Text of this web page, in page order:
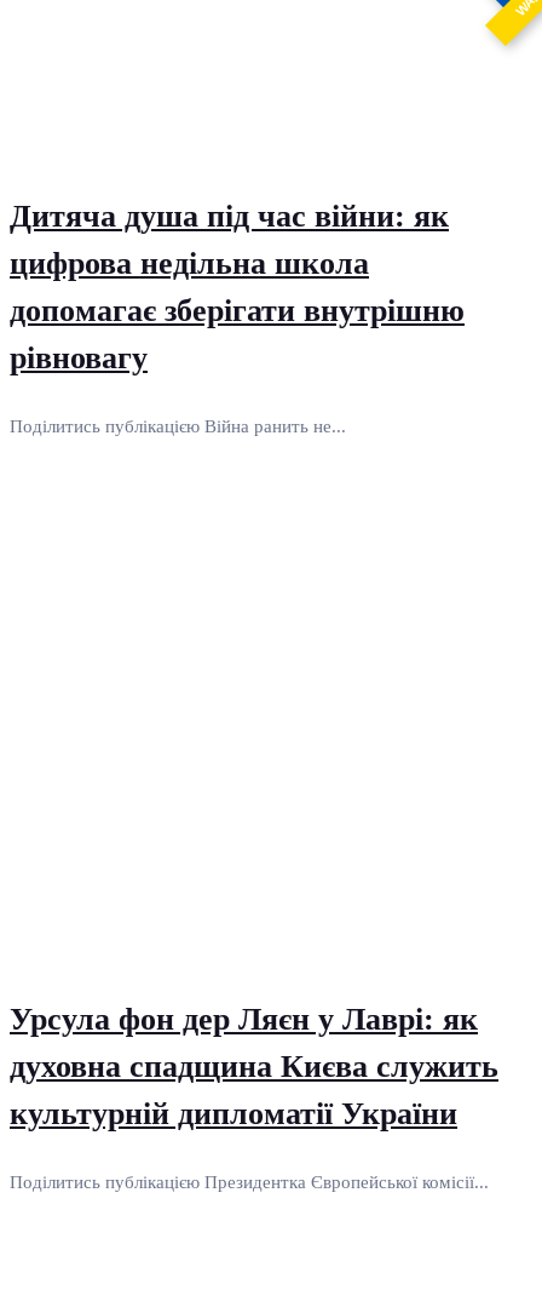
Дитяча душа під час війни: як
цифрова недільна школа
допомагає зберігати внутрішню
рівновагу
Поділитись публікацією Війна ранить не...
Урсула фон дер Ляєн у Лаврі: як
духовна спадщина Києва служить
культурній дипломатії України
Поділитись публікацією Президентка Європейської комісії...